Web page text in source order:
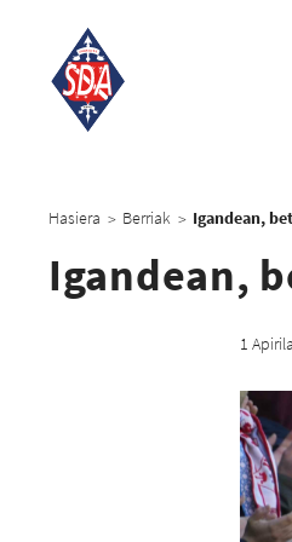
Hasiera > Berriak > Igandean,
Igandean,
1